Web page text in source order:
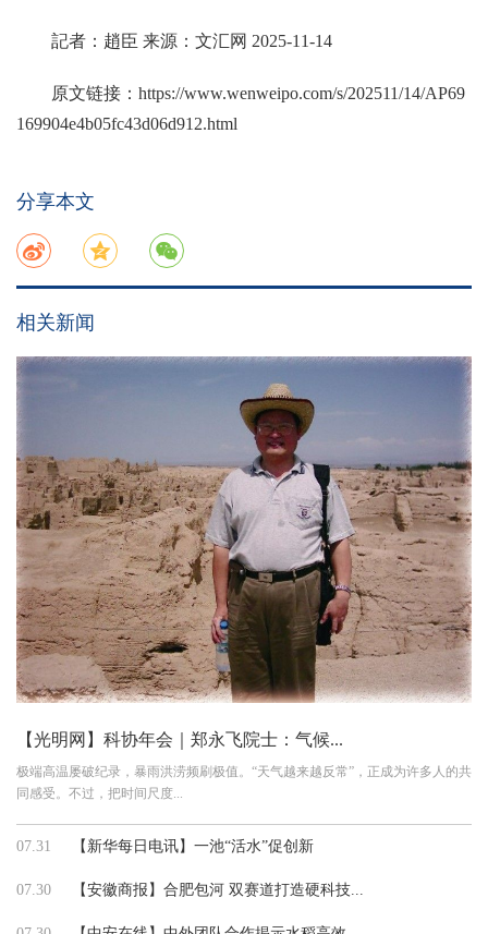
記者：趙臣 来源：文汇网 2025-11-14
原文链接： https://www.wenweipo.com/s/202511/14/AP69
169904e4b05fc43d06d912.html
分享本文
相关新闻
【光明网】科协年会｜郑永飞院士：气候...
极端高温屡破纪录，暴雨洪涝频刷极值。“天气越来越反常”，正成为许多人的共
同感受。不过，把时间尺度...
07.31 【新华每日电讯】一池“活水”促创新
07.30 【安徽商报】合肥包河 双赛道打造硬科技...